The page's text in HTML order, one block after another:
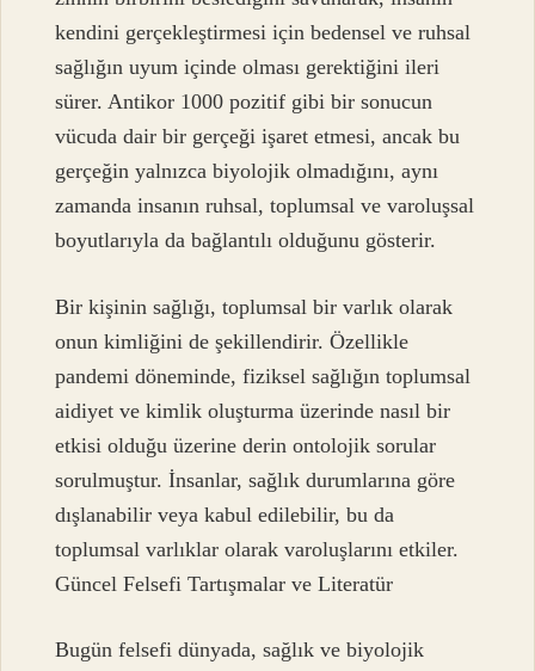
kendini gerçekleştirmesi için bedensel ve ruhsal
sağlığın uyum içinde olması gerektiğini ileri
sürer. Antikor 1000 pozitif gibi bir sonucun
vücuda dair bir gerçeği işaret etmesi, ancak bu
gerçeğin yalnızca biyolojik olmadığını, aynı
zamanda insanın ruhsal, toplumsal ve varoluşsal
boyutlarıyla da bağlantılı olduğunu gösterir.
Bir kişinin sağlığı, toplumsal bir varlık olarak
onun kimliğini de şekillendirir. Özellikle
pandemi döneminde, fiziksel sağlığın toplumsal
aidiyet ve kimlik oluşturma üzerinde nasıl bir
etkisi olduğu üzerine derin ontolojik sorular
sorulmuştur. İnsanlar, sağlık durumlarına göre
dışlanabilir veya kabul edilebilir, bu da
toplumsal varlıklar olarak varoluşlarını etkiler.
Güncel Felsefi Tartışmalar ve Literatür
Bugün felsefi dünyada, sağlık ve biyolojik